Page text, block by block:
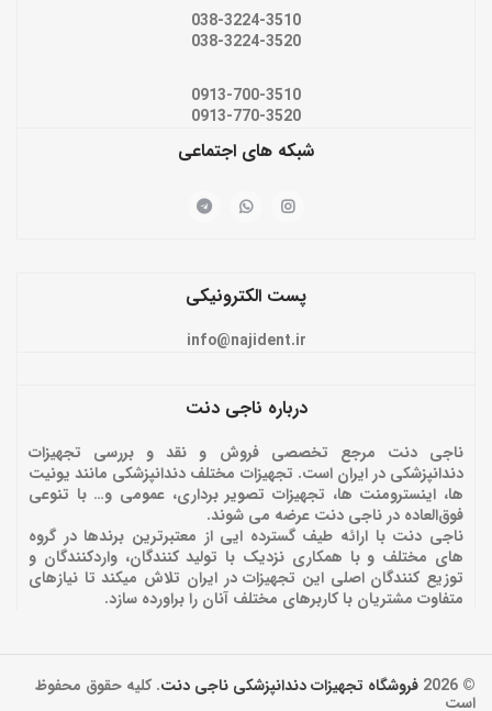
038-3224-3510
038-3224-3520
0913-700-3510
0913-770-3520
شبکه های اجتماعی
پست الکترونیکی
info@najident.ir
درباره ناجی دنت
ناجی دنت مرجع تخصصی فروش و نقد و بررسی تجهیزات
دندانپزشکی در ایران است. تجهیزات مختلف دندانپزشکی مانند یونیت
ها، اینسترومنت ها، تجهیزات تصویر برداری، عمومی و… با تنوعی
فوق‌العاده در ناجی دنت عرضه می شوند.
ناجی دنت با ارائه‌ طیف گسترده ایی از معتبرترین برندها در گروه
های مختلف و با همکاری نزدیک با تولید کنندگان، واردکنندگان و
توزیع کنندگان اصلی این تجهیزات در ایران تلاش میکند تا نیازهای
متفاوت مشتریان با کاربرهای مختلف آنان را براورده سازد.
© 2026 فروشگاه تجهیزات دندانپزشکی ناجی دنت. کلیه حقوق محفوظ
است